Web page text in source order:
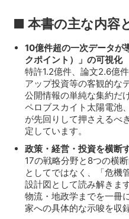
■本書の主な内容
10億件超の一次データが
クポイント）」の可視化
特許1.2億件、論文2.6億
アップ投資等の客観的な
公開情報の単純な集約だ
ペロブスカイト太陽電池
が先回りして押さえるべ
定しています。
政策・経営・投資を横断
17の戦略分野と8つの横
としてではなく、「危機
設計図として読み解きま
物流・地政学までを一冊
家への具体的な示唆を収